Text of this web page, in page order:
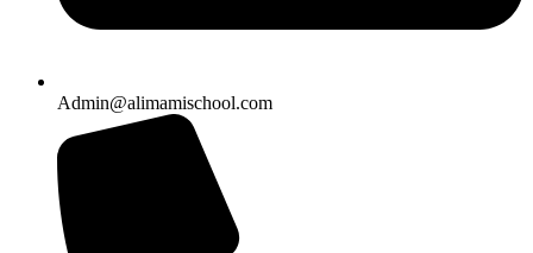
Admin@alimamischool.com